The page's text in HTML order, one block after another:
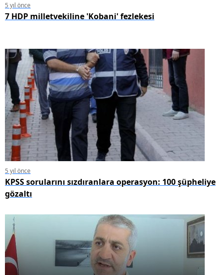
5 yıl önce
7 HDP milletvekiline 'Kobani' fezlekesi
5 yıl önce
KPSS sorularını sızdıranlara operasyon: 100 şüpheliye
gözaltı